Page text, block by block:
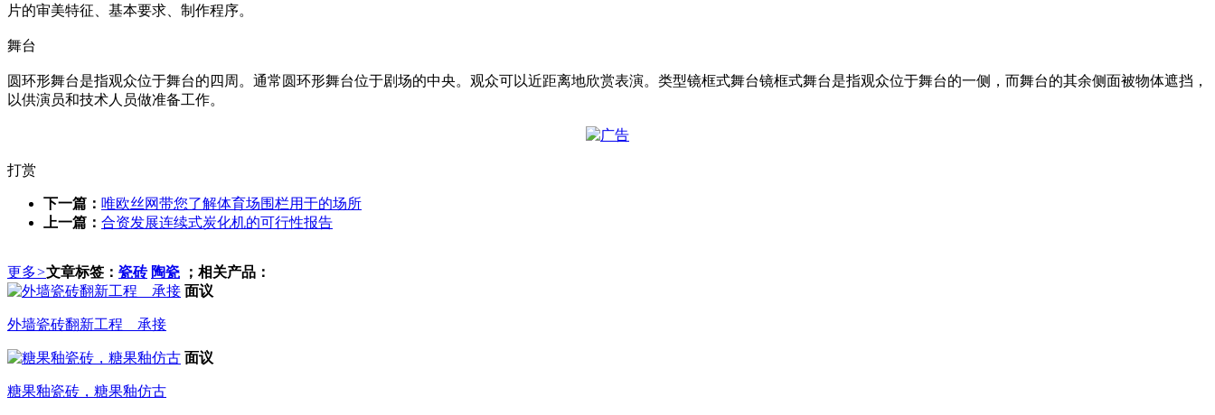
片的审美特征、基本要求、制作程序。
舞台
圆环形舞台是指观众位于舞台的四周。通常圆环形舞台位于剧场的中央。观众可以近距离地欣赏表演。类型镜框式舞台镜框式舞台是指观众位于舞台的一侧，而舞台的其余侧面被物体遮挡，
以供演员和技术人员做准备工作。
打赏
下一篇： 唯欧丝网带您了解体育场围栏用于的场所
上一篇： 合资发展连续式炭化机的可行性报告
更多>文章标签： 瓷砖 陶瓷 ；相关产品：
面议
外墙瓷砖翻新工程 承接
面议
糖果釉瓷砖，糖果釉仿古